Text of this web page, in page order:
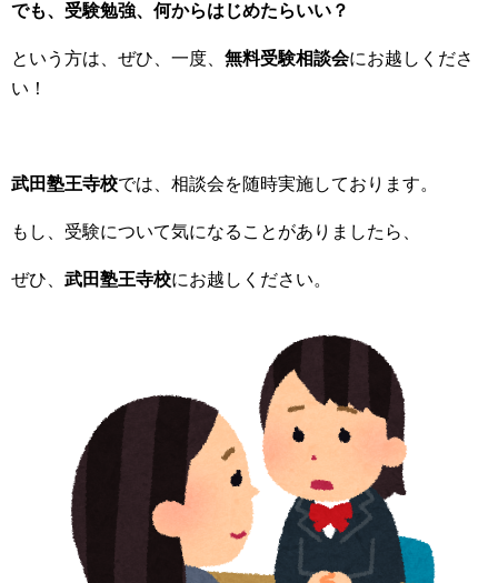
でも、受験勉強、何からはじめたらいい？
という方は、ぜひ、一度、 無料受験相談会にお越しくださ
い！
武田塾王寺校では、相談会を随時実施しております。
もし、受験について気になることがありましたら、
ぜひ、 武田塾王寺校にお越しください。